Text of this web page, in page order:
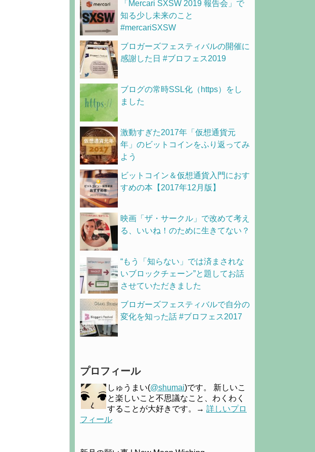
「Mercari SXSW 2019 報告会」で
知る少し未来のこと
#mercariSXSW
ブロガーズフェスティバルの開催に
感謝した日 #ブロフェス2019
ブログの常時SSL化（https）をし
ました
激動すぎた2017年「仮想通貨元
年」のビットコインをふり返ってみ
よう
ビットコイン＆仮想通貨入門におす
すめの本【2017年12月版】
映画「ザ・サークル」で改めて考え
る、いいね！のために生きてない？
“もう「知らない」では済まされな
いブロックチェーン”と題してお話
させていただきました
ブロガーズフェスティバルで自分の
変化を知った話 #ブロフェス2017
プロフィール
しゅうまい(@shumai)です。 新しいこ
と楽しいこと不思議なこと、わくわく
することが大好きです。→ 詳しいプロ
フィール